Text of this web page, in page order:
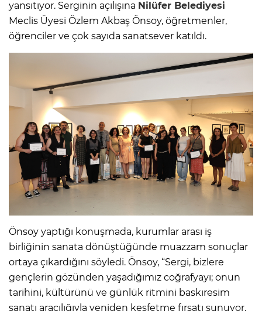
yansıtıyor. Serginin açılışına Nilüfer Belediyesi
Meclis Üyesi Özlem Akbaş Önsoy, öğretmenler,
öğrenciler ve çok sayıda sanatsever katıldı.
Önsoy yaptığı konuşmada, kurumlar arası iş
birliğinin sanata dönüştüğünde muazzam sonuçlar
ortaya çıkardığını söyledi. Önsoy, “Sergi, bizlere
gençlerin gözünden yaşadığımız coğrafyayı; onun
tarihini, kültürünü ve günlük ritmini baskıresim
sanatı aracılığıyla yeniden keşfetme fırsatı sunuyor.